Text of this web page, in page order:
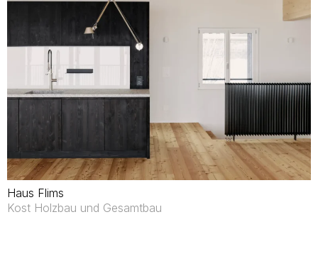
Haus Flims
Kost Holzbau und Gesamtbau